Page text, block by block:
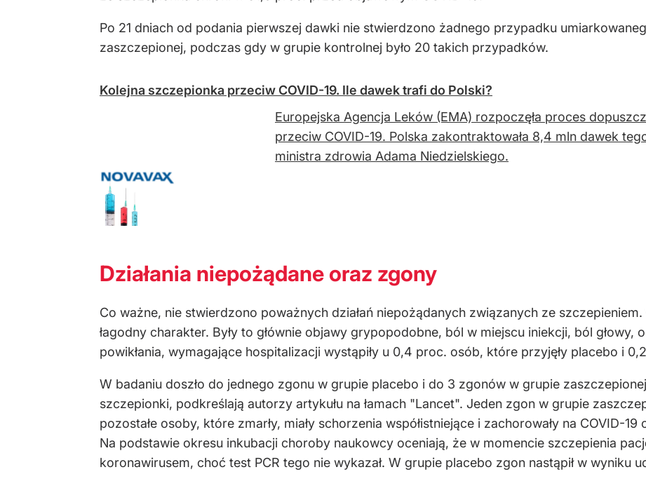
Po 21 dniach od podania pierwszej dawki nie stwierdzono żadnego przypadku
zaszczepionej, podczas gdy w grupie kontrolnej było 20 takich przypadków.
Kolejna szczepionka przeciw COVID-19. Ile dawek trafi do Polski?
Europejska Agencja Leków (EMA) rozpoczęła proces
przeciw COVID-19. Polska zakontraktowała 8,4 mln dawek
ministra zdrowia Adama Niedzielskiego.
Działania niepożądane oraz zgony
Co ważne, nie stwierdzono poważnych działań niepożądanych związanych ze
łagodny charakter. Były to głównie objawy grypopodobne, ból w miejscu iniekcji, ból głowy,
powikłania, wymagające hospitalizacji wystąpiły u 0,4 proc. osób, które przyjęły placebo i
W badaniu doszło do jednego zgonu w grupie placebo i do 3 zgonów w grupie
szczepionki, podkreślają autorzy artykułu na łamach "Lancet". Jeden zgon w grupie
pozostałe osoby, które zmarły, miały schorzenia współistniejące i zachorowały na COVID-
Na podstawie okresu inkubacji choroby naukowcy oceniają, że w momencie szczepienia
koronawirusem, choć test PCR tego nie wykazał. W grupie placebo zgon nastąpił w wyniku